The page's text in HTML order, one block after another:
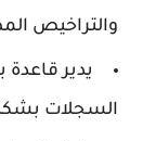
والتراخيص
يدير قاعدة
السجلات